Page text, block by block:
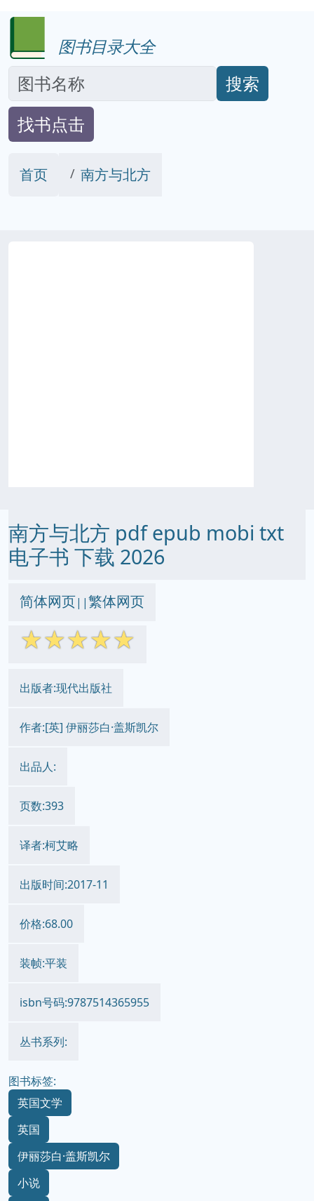
图书目录大全
搜索
找书点击
首页 南方与北方
南方与北方 pdf epub mobi txt
电子书 下载 2026
简体网页||繁体网页
☆☆☆☆☆
出版者:现代出版社
作者:[英] 伊丽莎白·盖斯凯尔
出品人:
页数:393
译者:柯艾略
出版时间:2017-11
价格:68.00
装帧:平装
isbn号码:9787514365955
丛书系列:
图书标签:
英国文学
英国
伊丽莎白·盖斯凯尔
小说